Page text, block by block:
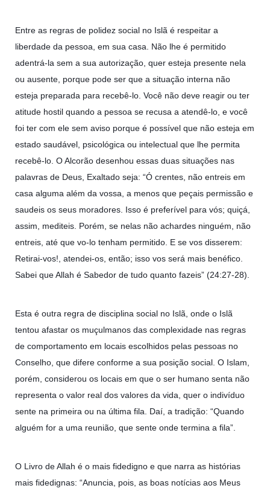
Entre as regras de polidez social no Islã é respeitar a
liberdade da pessoa, em sua casa. Não lhe é permitido
adentrá-la sem a sua autorização, quer esteja presente nela
ou ausente, porque pode ser que a situação interna não
esteja preparada para recebê-lo. Você não deve reagir ou ter
atitude hostil quando a pessoa se recusa a atendê-lo, e você
foi ter com ele sem aviso porque é possível que não esteja em
estado saudável, psicológica ou intelectual que lhe permita
recebê-lo. O Alcorão desenhou essas duas situações nas
palavras de Deus, Exaltado seja: “Ó crentes, não entreis em
casa alguma além da vossa, a menos que peçais permissão e
saudeis os seus moradores. Isso é preferível para vós; quiçá,
assim, mediteis. Porém, se nelas não achardes ninguém, não
entreis, até que vo-lo tenham permitido. E se vos disserem:
Retirai-vos!, atendei-os, então; isso vos será mais benéfico.
Sabei que Allah é Sabedor de tudo quanto fazeis” (24:27-28).
Esta é outra regra de disciplina social no Islã, onde o Islã
tentou afastar os muçulmanos das complexidade nas regras
de comportamento em locais escolhidos pelas pessoas no
Conselho, que difere conforme a sua posição social. O Islam,
porém, considerou os locais em que o ser humano senta não
representa o valor real dos valores da vida, quer o indivíduo
sente na primeira ou na última fila. Daí, a tradição: “Quando
alguém for a uma reunião, que sente onde termina a fila”.
O Livro de Allah é o mais fidedigno e que narra as histórias
mais fidedignas: “Anuncia, pois, as boas notícias aos Meus